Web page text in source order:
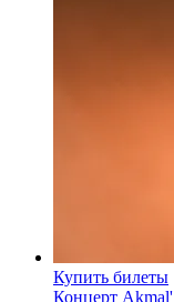
Купить билеты
Концерт Akmal'